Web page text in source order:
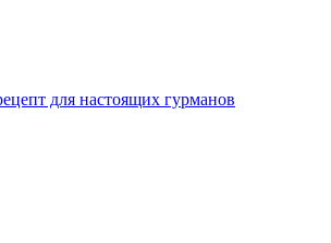
для настоящих гурманов